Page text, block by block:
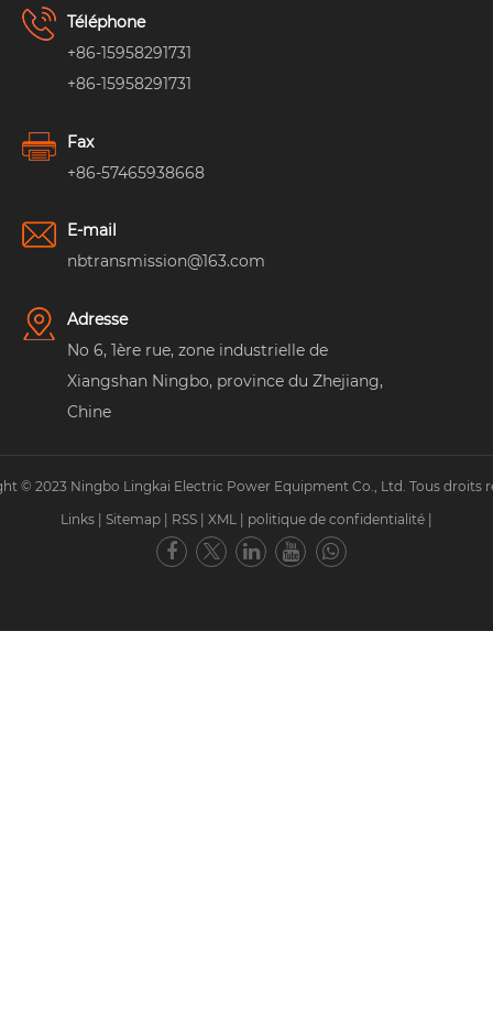
Téléphone
+86-15958291731
+86-15958291731
Fax
+86-57465938668
E-mail
nbtransmission@163.com
Adresse
No 6, 1ère rue, zone industrielle de
Xiangshan Ningbo, province du Zhejiang,
Chine
© 2023 Ningbo Lingkai Electric Power Equipment Co., Ltd. Tous droits
Links
Sitemap RSS XML politique de confidentialité